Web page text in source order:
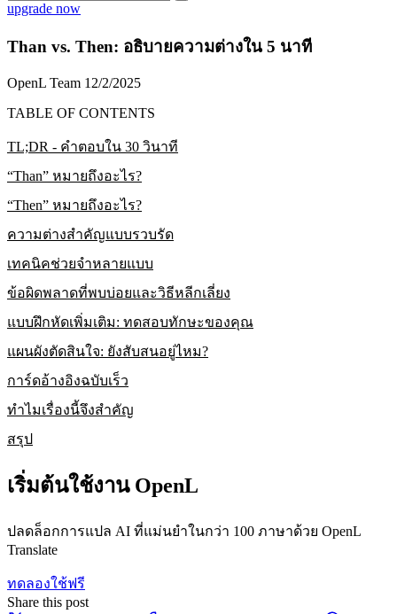
upgrade now
Than vs. Then: อธิบายความต่างใน 5 นาที
OpenL Team 12/2/2025
TABLE OF CONTENTS
TL;DR - คำตอบใน 30 วินาที
“Than” หมายถึงอะไร?
“Then” หมายถึงอะไร?
ความต่างสำคัญแบบรวบรัด
เทคนิคช่วยจำหลายแบบ
ข้อผิดพลาดที่พบบ่อยและวิธีหลีกเลี่ยง
แบบฝึกหัดเพิ่มเติม: ทดสอบทักษะของคุณ
แผนผังตัดสินใจ: ยังสับสนอยู่ไหม?
การ์ดอ้างอิงฉบับเร็ว
ทำไมเรื่องนี้จึงสำคัญ
สรุป
เริ่มต้นใช้งาน OpenL
ปลดล็อกการแปล AI ที่แม่นยำในกว่า 100 ภาษาด้วย OpenL
Translate
ทดลองใช้ฟรี
Share this post